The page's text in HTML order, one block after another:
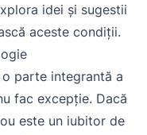
idei și sugestii
aceste condiții.
parte integrantă a
fac excepție. Dacă
este un iubitor de